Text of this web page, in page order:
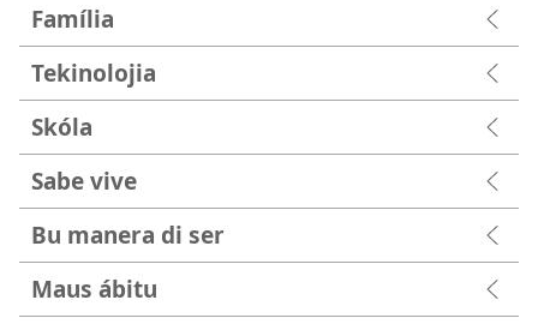
Família
Tekinolojia
Skóla
Sabe vive
Bu manera di ser
Maus ábitu